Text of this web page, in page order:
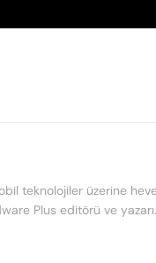
teknolojiler üzerine
Plus editörü ve yazarı.